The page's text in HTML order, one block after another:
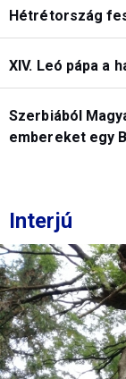
Hétrétország
XIV. Leó pápa a
Szerbiából
embereket egy
Interjú